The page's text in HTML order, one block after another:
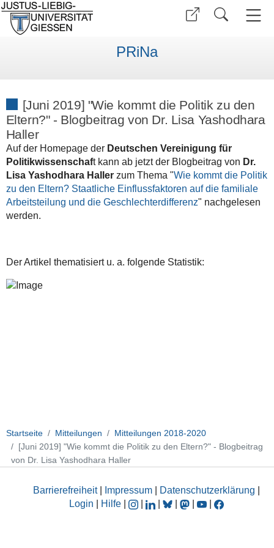
PRiNa
[Juni 2019] "Wie kommt die Politik zu den
Eltern?" - Blogbeitrag von Dr. Lisa Yashodhara
Haller
Auf der Homepage der Deutschen Vereinigung für
Politikwissenschaft kann ab jetzt der Blogbeitrag von Dr.
Lisa Yashodhara Hallerzum Thema "Wie kommt die Politik
zu den Eltern? Staatliche Einflussfaktoren auf die familiale
Arbeitsteilung und die Geschlechterdifferenz" nachgelesen
werden.
Der Artikel thematisiert u. a. folgende Statistik:
Startseite Mitteilungen
Mitteilungen 2018-2020
[Juni 2019] "Wie kommt die Politik zu den Eltern?" - Blogbeitrag
von Dr. Lisa Yashodhara Haller
Barrierefreiheit| Impressum Datenschutzerklärung
Login
Hilfe